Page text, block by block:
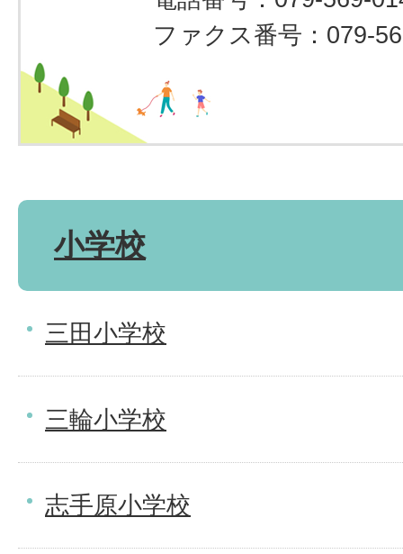
ファクス番号：079-
小学校
三田小学校
三輪小学校
志手原小学校